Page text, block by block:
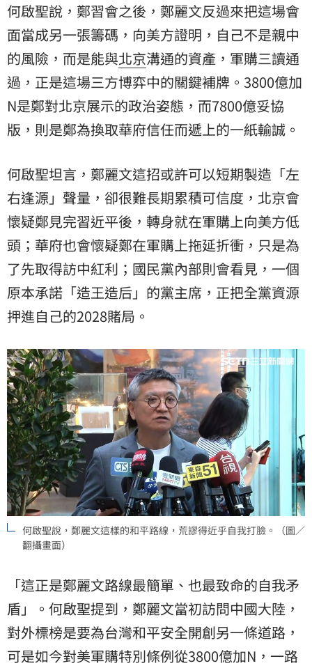
何啟聖說，鄭習會之後，鄭麗文反過來把這場會
面當成另一張籌碼，向美方證明，自己不是親中
的風險，而是能與北京溝通的資產，軍購三讀通
過，正是這場三方博弈中的關鍵補牌。3800億加
N是鄭對北京展示的政治姿態，而7800億妥協
版，則是鄭為換取華府信任而遞上的一紙輸誠。
何啟聖坦言，鄭麗文這招或許可以短期製造「左
右逢源」聲量，卻很難長期累積可信度，北京會
懷疑鄭見完習近平後，轉身就在軍購上向美方低
頭；華府也會懷疑鄭在軍購上拖延折衝，只是為
了先取得訪中紅利；國民黨內部則會看見，一個
原本承諾「造王造后」的黨主席，正把全黨資源
押進自己的2028賭局。
何啟聖說，鄭麗文這樣的和平路線，荒謬得近乎自我打臉。（圖／
翻攝畫面）
「這正是鄭麗文路線最簡單、也最致命的自我矛
盾」。何啟聖提到，鄭麗文當初訪問中國大陸，
對外標榜是要為台灣和平安全開創另一條道路，
可是如今對美軍購特別條例從3800億加N，一路